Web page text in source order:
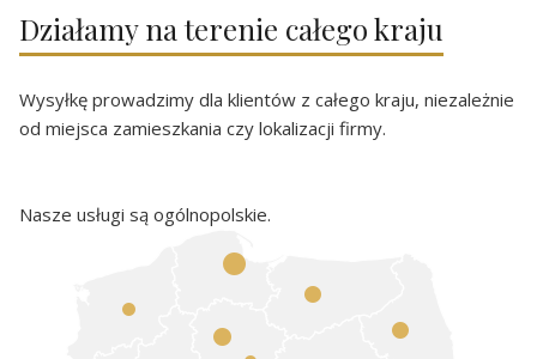
Działamy na terenie całego kraju
Wysyłkę prowadzimy dla klientów z całego kraju, niezależnie
od miejsca zamieszkania czy lokalizacji firmy.
Nasze usługi są ogólnopolskie.